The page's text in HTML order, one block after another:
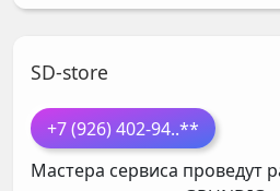
SD-store
+7 (926) 402-94..**
Мастера сервиса проведут